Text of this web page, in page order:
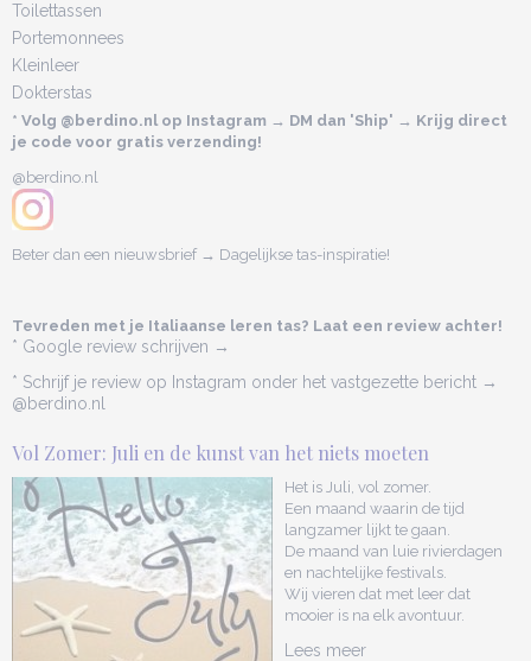
Toilettassen
Portemonnees
Kleinleer
Dokterstas
* Volg @berdino.nl op Instagram → DM dan 'Ship' → Krijg direct
je code voor gratis verzending!
@berdino.nl
Beter dan een nieuwsbrief → Dagelijkse tas-inspiratie!
Tevreden met je Italiaanse leren tas? Laat een review achter!
* Google review schrijven →
* Schrijf je review op Instagram onder het vastgezette bericht →
@berdino.nl
Vol Zomer: Juli en de kunst van het niets moeten
Het is Juli, vol zomer.
Een maand waarin de tijd
langzamer lijkt te gaan.
De maand van luie rivierdagen
en nachtelijke festivals.
Wij vieren dat met leer dat
mooier is na elk avontuur.
Lees meer